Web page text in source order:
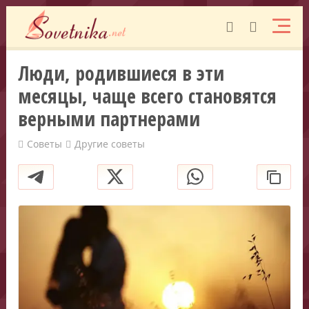
Люди, родившиеся в эти
месяцы, чаще всего становятся
верными партнерами
Советы Другие советы